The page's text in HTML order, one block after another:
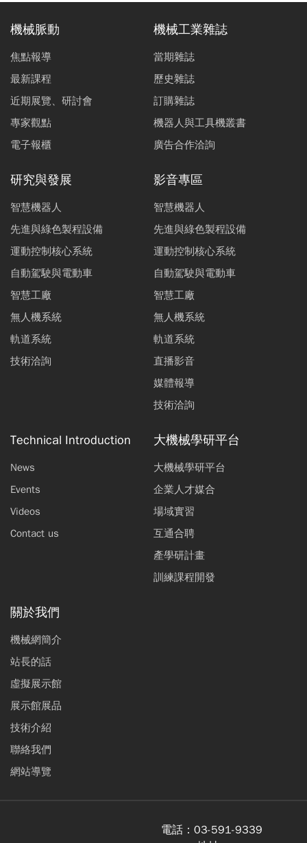
機械脈動
焦點報導
最新課程
近期展覽、研討會
專家觀點
電子報櫃
機械工業雜誌
當期雜誌
歷史雜誌
訂購雜誌
機器人與工具機叢書
廣告合作洽詢
研究與發展
智慧機器人
先進與綠色製程設備
運動控制核心系統
自動駕駛與電動車
智慧工廠
無人機系統
軌道系統
技術洽詢
影音專區
智慧機器人
先進與綠色製程設備
運動控制核心系統
自動駕駛與電動車
智慧工廠
無人機系統
軌道系統
直播影音
媒體報導
技術洽詢
Technical Introduction
News
Events
Videos
Contact us
大機械學研平台
大機械學研平台
企業人才媒合
場域實習
互通合聘
產學研計畫
訓練課程開發
關於我們
機械網簡介
站長的話
虛擬展示館
展示館展品
技術介紹
聯絡我們
網站導覽
電話： 03-591-9339